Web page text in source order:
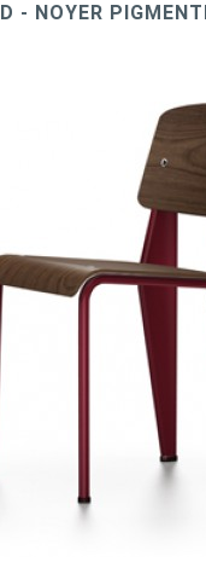
- NOYER